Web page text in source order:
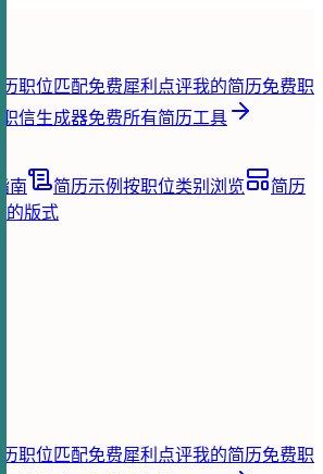
历职位匹配免费犀利点评我的简历免费职
职信生成器免费所有简历工具
南 简历示例按职位类别浏览
简历
的版式
历职位匹配免费犀利点评我的简历免费职